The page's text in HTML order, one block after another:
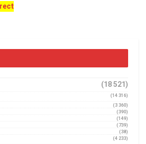
(18 521)
(14 316)
(3 360)
(390)
(149)
(739)
(38)
(4 233)